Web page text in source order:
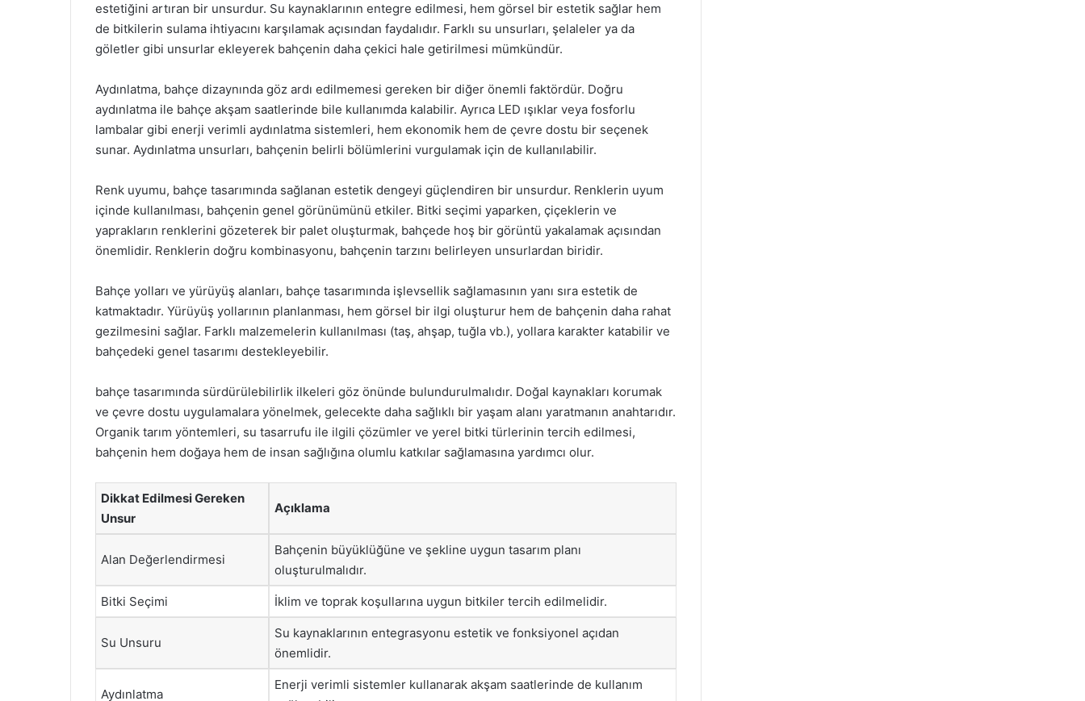
estetiğini artıran bir unsurdur. Su kaynaklarının entegre edilmesi, hem görsel bir estetik sağlar hem
de bitkilerin sulama ihtiyacını karşılamak açısından faydalıdır. Farklı su unsurları, şelaleler ya da
göletler gibi unsurlar ekleyerek bahçenin daha çekici hale getirilmesi mümkündür.
Aydınlatma, bahçe dizaynında göz ardı edilmemesi gereken bir diğer önemli faktördür. Doğru
aydınlatma ile bahçe akşam saatlerinde bile kullanımda kalabilir. Ayrıca LED ışıklar veya fosforlu
lambalar gibi enerji verimli aydınlatma sistemleri, hem ekonomik hem de çevre dostu bir seçenek
sunar. Aydınlatma unsurları, bahçenin belirli bölümlerini vurgulamak için de kullanılabilir.
Renk uyumu, bahçe tasarımında sağlanan estetik dengeyi güçlendiren bir unsurdur. Renklerin uyum
içinde kullanılması, bahçenin genel görünümünü etkiler. Bitki seçimi yaparken, çiçeklerin ve
yaprakların renklerini gözeterek bir palet oluşturmak, bahçede hoş bir görüntü yakalamak açısından
önemlidir. Renklerin doğru kombinasyonu, bahçenin tarzını belirleyen unsurlardan biridir.
Bahçe yolları ve yürüyüş alanları, bahçe tasarımında işlevsellik sağlamasının yanı sıra estetik de
katmaktadır. Yürüyüş yollarının planlanması, hem görsel bir ilgi oluşturur hem de bahçenin daha rahat
gezilmesini sağlar. Farklı malzemelerin kullanılması (taş, ahşap, tuğla vb.), yollara karakter katabilir ve
bahçedeki genel tasarımı destekleyebilir.
bahçe tasarımında sürdürülebilirlik ilkeleri göz önünde bulundurulmalıdır. Doğal kaynakları korumak
ve çevre dostu uygulamalara yönelmek, gelecekte daha sağlıklı bir yaşam alanı yaratmanın anahtarıdır.
Organik tarım yöntemleri, su tasarrufu ile ilgili çözümler ve yerel bitki türlerinin tercih edilmesi,
bahçenin hem doğaya hem de insan sağlığına olumlu katkılar sağlamasına yardımcı olur.
Dikkat Edilmesi Gereken
Unsur
Açıklama
Alan Değerlendirmesi
Bahçenin büyüklüğüne ve şekline uygun tasarım planı
oluşturulmalıdır.
Bitki Seçimi İklim ve toprak koşullarına uygun bitkiler tercih edilmelidir.
Su Unsuru
Su kaynaklarının entegrasyonu estetik ve fonksiyonel açıdan
önemlidir.
Aydınlatma
Enerji verimli sistemler kullanarak akşam saatlerinde de kullanım